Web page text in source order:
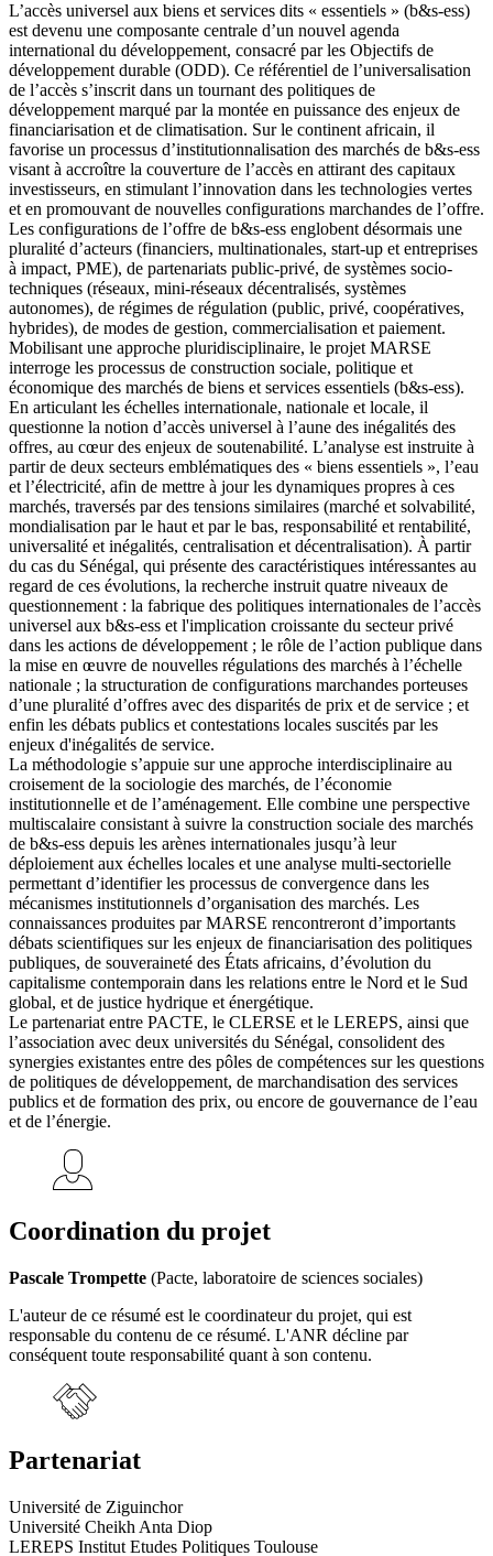
L’accès universel aux biens et services dits « essentiels » (b&s-ess)
est devenu une composante centrale d’un nouvel agenda
international du développement, consacré par les Objectifs de
développement durable (ODD). Ce référentiel de l’universalisation
de l’accès s’inscrit dans un tournant des politiques de
développement marqué par la montée en puissance des enjeux de
financiarisation et de climatisation. Sur le continent africain, il
favorise un processus d’institutionnalisation des marchés de b&s-ess
visant à accroître la couverture de l’accès en attirant des capitaux
investisseurs, en stimulant l’innovation dans les technologies vertes
et en promouvant de nouvelles configurations marchandes de l’offre.
Les configurations de l’offre de b&s-ess englobent désormais une
pluralité d’acteurs (financiers, multinationales, start-up et entreprises
à impact, PME), de partenariats public-privé, de systèmes socio-
techniques (réseaux, mini-réseaux décentralisés, systèmes
autonomes), de régimes de régulation (public, privé, coopératives,
hybrides), de modes de gestion, commercialisation et paiement.
Mobilisant une approche pluridisciplinaire, le projet MARSE
interroge les processus de construction sociale, politique et
économique des marchés de biens et services essentiels (b&s-ess).
En articulant les échelles internationale, nationale et locale, il
questionne la notion d’accès universel à l’aune des inégalités des
offres, au cœur des enjeux de soutenabilité. L’analyse est instruite à
partir de deux secteurs emblématiques des « biens essentiels », l’eau
et l’électricité, afin de mettre à jour les dynamiques propres à ces
marchés, traversés par des tensions similaires (marché et solvabilité,
mondialisation par le haut et par le bas, responsabilité et rentabilité,
universalité et inégalités, centralisation et décentralisation). À partir
du cas du Sénégal, qui présente des caractéristiques intéressantes au
regard de ces évolutions, la recherche instruit quatre niveaux de
questionnement : la fabrique des politiques internationales de l’accès
universel aux b&s-ess et l'implication croissante du secteur privé
dans les actions de développement ; le rôle de l’action publique dans
la mise en œuvre de nouvelles régulations des marchés à l’échelle
nationale ; la structuration de configurations marchandes porteuses
d’une pluralité d’offres avec des disparités de prix et de service ; et
enfin les débats publics et contestations locales suscités par les
enjeux d'inégalités de service.
La méthodologie s’appuie sur une approche interdisciplinaire au
croisement de la sociologie des marchés, de l’économie
institutionnelle et de l’aménagement. Elle combine une perspective
multiscalaire consistant à suivre la construction sociale des marchés
de b&s-ess depuis les arènes internationales jusqu’à leur
déploiement aux échelles locales et une analyse multi-sectorielle
permettant d’identifier les processus de convergence dans les
mécanismes institutionnels d’organisation des marchés. Les
connaissances produites par MARSE rencontreront d’importants
débats scientifiques sur les enjeux de financiarisation des politiques
publiques, de souveraineté des États africains, d’évolution du
capitalisme contemporain dans les relations entre le Nord et le Sud
global, et de justice hydrique et énergétique.
Le partenariat entre PACTE, le CLERSE et le LEREPS, ainsi que
l’association avec deux universités du Sénégal, consolident des
synergies existantes entre des pôles de compétences sur les questions
de politiques de développement, de marchandisation des services
publics et de formation des prix, ou encore de gouvernance de l’eau
et de l’énergie.
Coordination du projet
Pascale Trompette (Pacte, laboratoire de sciences sociales)
L'auteur de ce résumé est le coordinateur du projet, qui est
responsable du contenu de ce résumé. L'ANR décline par
conséquent toute responsabilité quant à son contenu.
Partenariat
Université de Ziguinchor
Université Cheikh Anta Diop
LEREPS Institut Etudes Politiques Toulouse